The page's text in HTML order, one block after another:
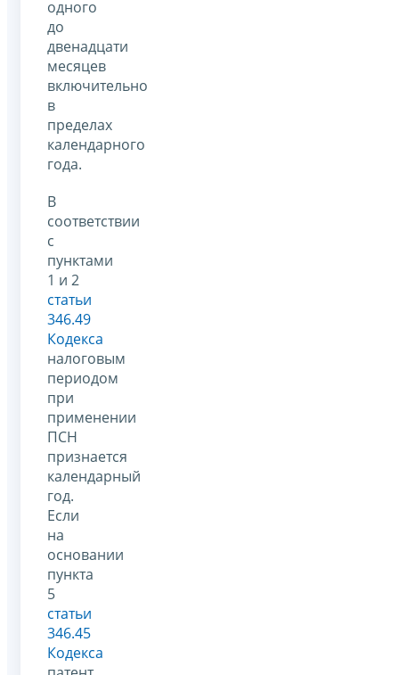
одного
до
двенадцати
месяцев
включительно
в
пределах
календарного
года.
В
соответствии
с
пунктами
1 и 2
статьи
346.49
Кодекса
налоговым
периодом
при
применении
ПСН
признается
календарный
год.
Если
на
основании
пункта
5
статьи
346.45
Кодекса